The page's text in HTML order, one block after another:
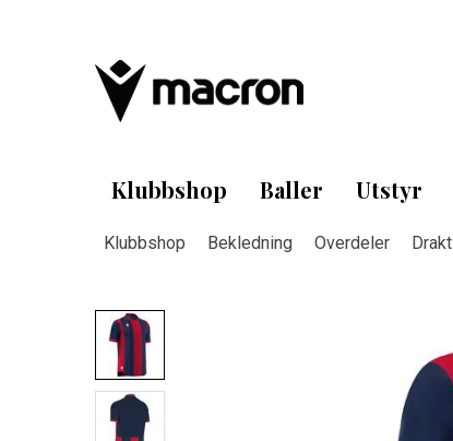
Klubbshop Baller Utstyr
Klubbshop Bekledning Overdeler Drakt